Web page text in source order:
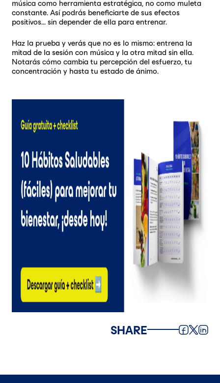
música como herramienta estratégica, no como muleta
constante. Así podrás beneficiarte de sus efectos
positivos… sin depender de ella para entrenar.
Haz la prueba y verás que no es lo mismo: entrena la
mitad de la sesión con música y la otra mitad sin ella.
Notarás cómo cambia tu percepción del esfuerzo, tu
concentración y hasta tu estado de ánimo.
SHARE